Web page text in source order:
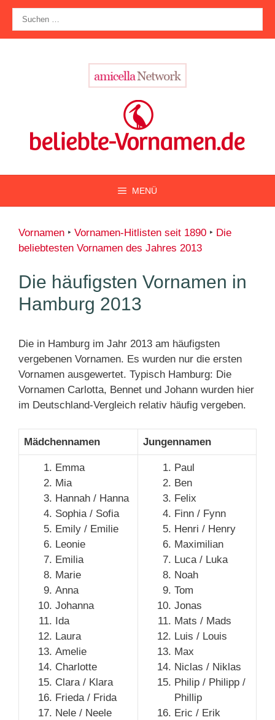
Zum
Inhalt
springen
nach:
MENÜ
Vornamen ‣ Vornamen-Hitlisten seit 1890 ‣ Die
beliebtesten Vornamen des Jahres 2013
Die häufigsten Vornamen in
Hamburg 2013
Die in Hamburg im Jahr 2013 am häufigsten
vergebenen Vornamen. Es wurden nur die ersten
Vornamen ausgewertet. Typisch Hamburg: Die
Vornamen Carlotta, Bennet und Johann wurden hier
im Deutschland-Vergleich relativ häufig vergeben.
Mädchennamen Jungennamen
Emma
Mia
Hannah / Hanna
Sophia / Sofia
Emily / Emilie
Leonie
Emilia
Marie
Anna
Johanna
Ida
Laura
Amelie
Charlotte
Clara / Klara
Frieda / Frida
Nele / Neele
Paul
Ben
Felix
Finn / Fynn
Henri / Henry
Maximilian
Luca / Luka
Noah
Tom
Jonas
Mats / Mads
Luis / Louis
Max
Niclas / Niklas
Philip / Philipp /
Phillip
Eric / Erik